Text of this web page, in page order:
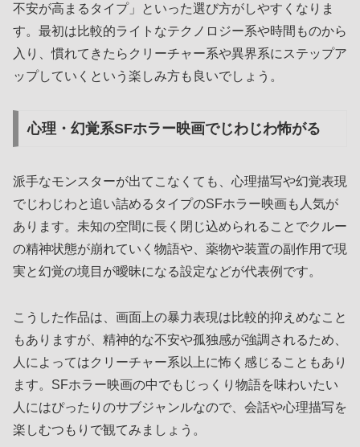
不安が高まるタイプ」といった選び方がしやすくなりま
す。最初は比較的ライトなテクノロジー系や時間ものから
入り、慣れてきたらクリーチャー系や異界系にステップア
ップしていくという楽しみ方も良いでしょう。
心理・幻覚系SFホラー映画でじわじわ怖がる
派手なモンスターが出てこなくても、心理描写や幻覚表現
でじわじわと追い詰めるタイプのSFホラー映画も人気が
あります。未知の空間に長く閉じ込められることでクルー
の精神状態が崩れていく物語や、薬物や装置の副作用で現
実と幻覚の境目が曖昧になる設定などが代表例です。
こうした作品は、画面上の暴力表現は比較的抑えめなこと
もありますが、精神的な不安や孤独感が強調されるため、
人によってはクリーチャー系以上に怖く感じることもあり
ます。SFホラー映画の中でもじっくり物語を味わいたい
人にはぴったりのサブジャンルなので、会話や心理描写を
楽しむつもりで観てみましょう。